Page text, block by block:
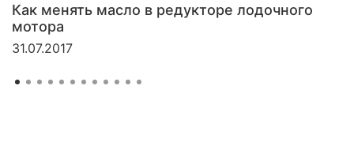
Как менять масло в редукторе лодочного
мотора
31.07.2017